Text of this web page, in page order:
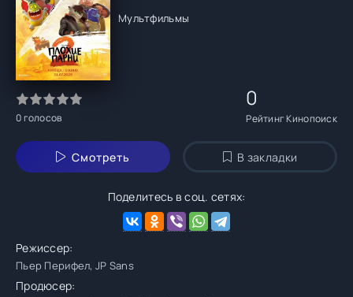
Мультфильмы
0голосов
0
Рейтинг Кинопоиск
Смотреть В закладки
Поделитесь в соц. сетях:
Режиссер:
Пьер Перифел, JP Sans
Продюсер: